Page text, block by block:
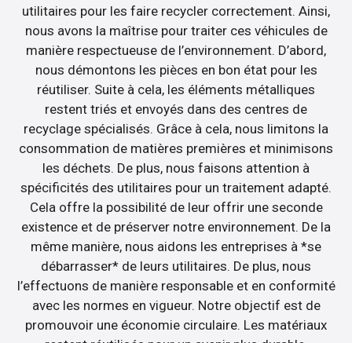
utilitaires pour les faire recycler correctement. Ainsi,
nous avons la maîtrise pour traiter ces véhicules de
manière respectueuse de l’environnement. D’abord,
nous démontons les pièces en bon état pour les
réutiliser. Suite à cela, les éléments métalliques
restent triés et envoyés dans des centres de
recyclage spécialisés. Grâce à cela, nous limitons la
consommation de matières premières et minimisons
les déchets. De plus, nous faisons attention à
spécificités des utilitaires pour un traitement adapté.
Cela offre la possibilité de leur offrir une seconde
existence et de préserver notre environnement. De la
même manière, nous aidons les entreprises à *se
débarrasser* de leurs utilitaires. De plus, nous
l’effectuons de manière responsable et en conformité
avec les normes en vigueur. Notre objectif est de
promouvoir une économie circulaire. Les matériaux